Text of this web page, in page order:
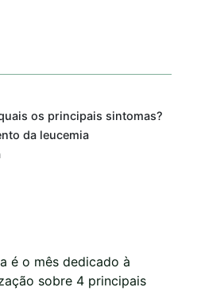
os principais sintomas?
da leucemia
é o mês dedicado à
sobre 4 principais